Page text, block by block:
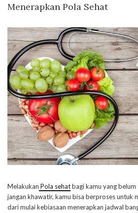
Menerapkan Pola Sehat
Melakukan Pola sehatbagi kamu yang
jangan khawatir, kamu bisa berproses untuk
dari mulai kebiasaan menerapkan jadwal